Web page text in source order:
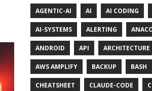
AGENTIC-AI AI AI CODING
AI-SYSTEMS ALERTING
ANDROID API ARCHITECTURE
AWS AMPLIFY BACKUP BASH
CHEATSHEET CLAUDE-CODE